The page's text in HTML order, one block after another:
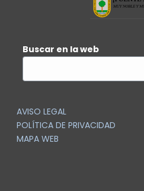
Buscar en la web
AVISO LEGAL
POLÍTICA DE PRIVACIDAD
MAPA WEB